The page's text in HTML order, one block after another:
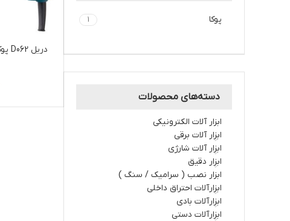
پوكا 1
دسته‌های محصولات
ابزار آلات الکترونیکی
ابزار آلات برقي
ابزار آلات شارژي
ابزار دقیق
ابزار نصب ( سرامیک / سنگ )
ابزارآلات احتراق داخلي
ابزارآلات بادی
ابزارآلات دستي